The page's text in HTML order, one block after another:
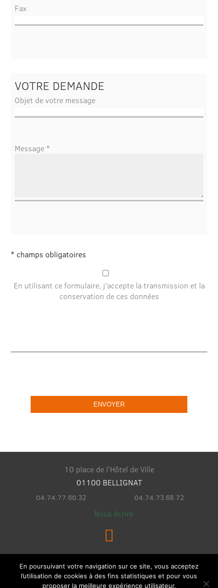
Fax
VOTRE DEMANDE
Objet de votre message
Message *
* champs obligatoires
En utilisant ce formulaire, j'accepte la transmission et la
conservation de ces données
10 place de l’Hôtel de Ville
01100 BELLIGNAT
04.74.77.60.32 04.74.73.68.72
Nous écrire
En poursuivant votre navigation sur ce site, vous acceptez
l’utilisation de cookies à des fins statistiques et pour vous
proposer la meilleure expérience utilisateur.